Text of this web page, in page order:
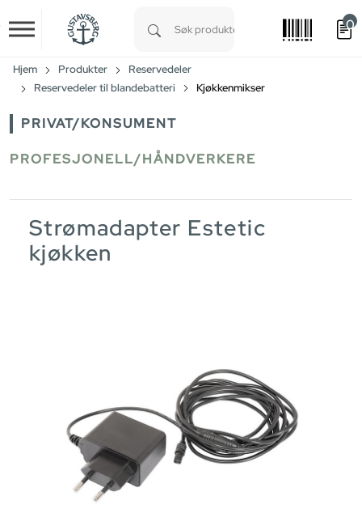
Skip to main content
0
Hjem Produkter
Reservedeler
Reservedeler til blandebatteri
Kjøkkenmikser
PRIVAT/KONSUMENT
PROFESJONELL/HÅNDVERKERE
Strømadapter Estetic
kjøkken